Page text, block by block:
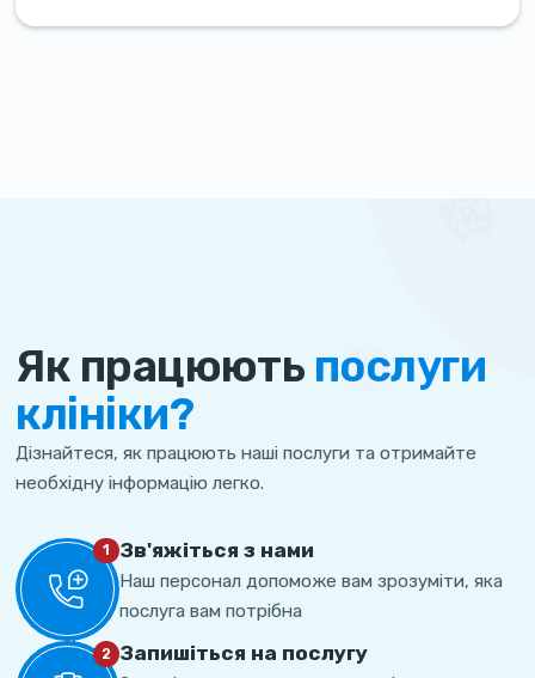
Як працюють послуги
клініки?
Дізнайтеся, як працюють наші послуги та отримайте
необхідну інформацію легко.
1 Зв'яжіться з нами
Наш персонал допоможе вам зрозуміти, яка
послуга вам потрібна
2 Запишіться на послугу